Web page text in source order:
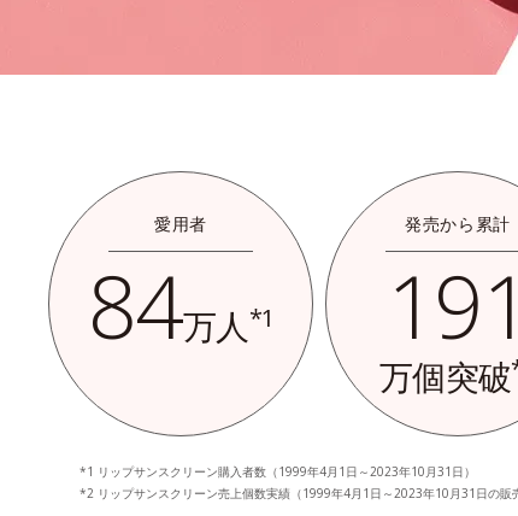
愛用者
84万人*1
発売から累計
191
万個突破
リップサンスクリーン購入者数（1999年4月1日～2023年10月31日）
リップサンスクリーン売上個数実績（1999年4月1日～2023年10月31日の販